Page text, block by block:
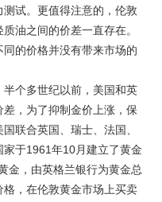
试。更值得注意的，伦敦
油之间的价差一直存在。
的价格并没有带来市场的
个多世纪以前，美国和英
，为了抑制金价上涨，保
联合英国、瑞士、法国、
于1961年10月建立了黄金
金，由英格兰银行为黄金总
，在伦敦黄金市场上买卖